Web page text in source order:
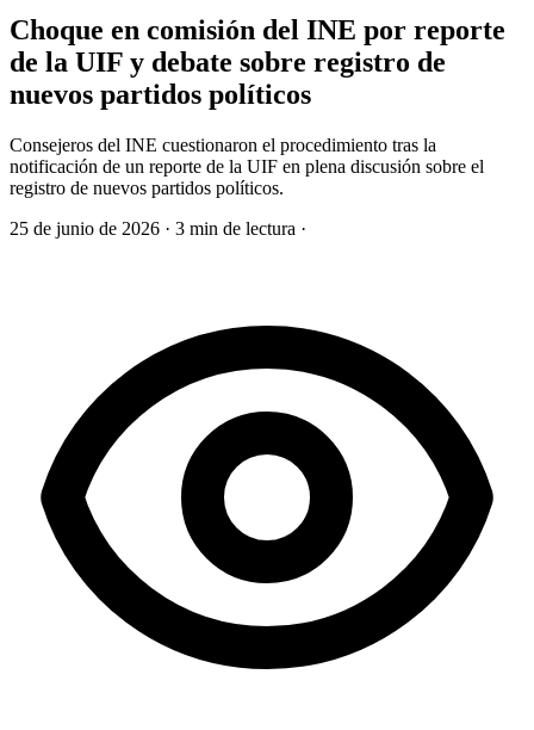
Choque en comisión del INE por reporte
de la UIF y debate sobre registro de
nuevos partidos políticos
Consejeros del INE cuestionaron el procedimiento tras la
notificación de un reporte de la UIF en plena discusión sobre el
registro de nuevos partidos políticos.
25 de junio de 2026 · 3 min de lectura ·